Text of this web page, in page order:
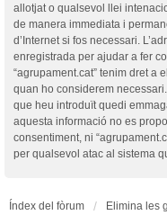
allotjat o qualsevol llei
de manera immediata i
d’Internet si fos necessari.
enregistrada per ajudar a fer
“agrupament.cat” tenim dret a
quan ho considerem
que heu introduït quedi
aquesta informació no es
consentiment, ni
per qualsevol atac al sistema
Índex del fòrum Elimina les